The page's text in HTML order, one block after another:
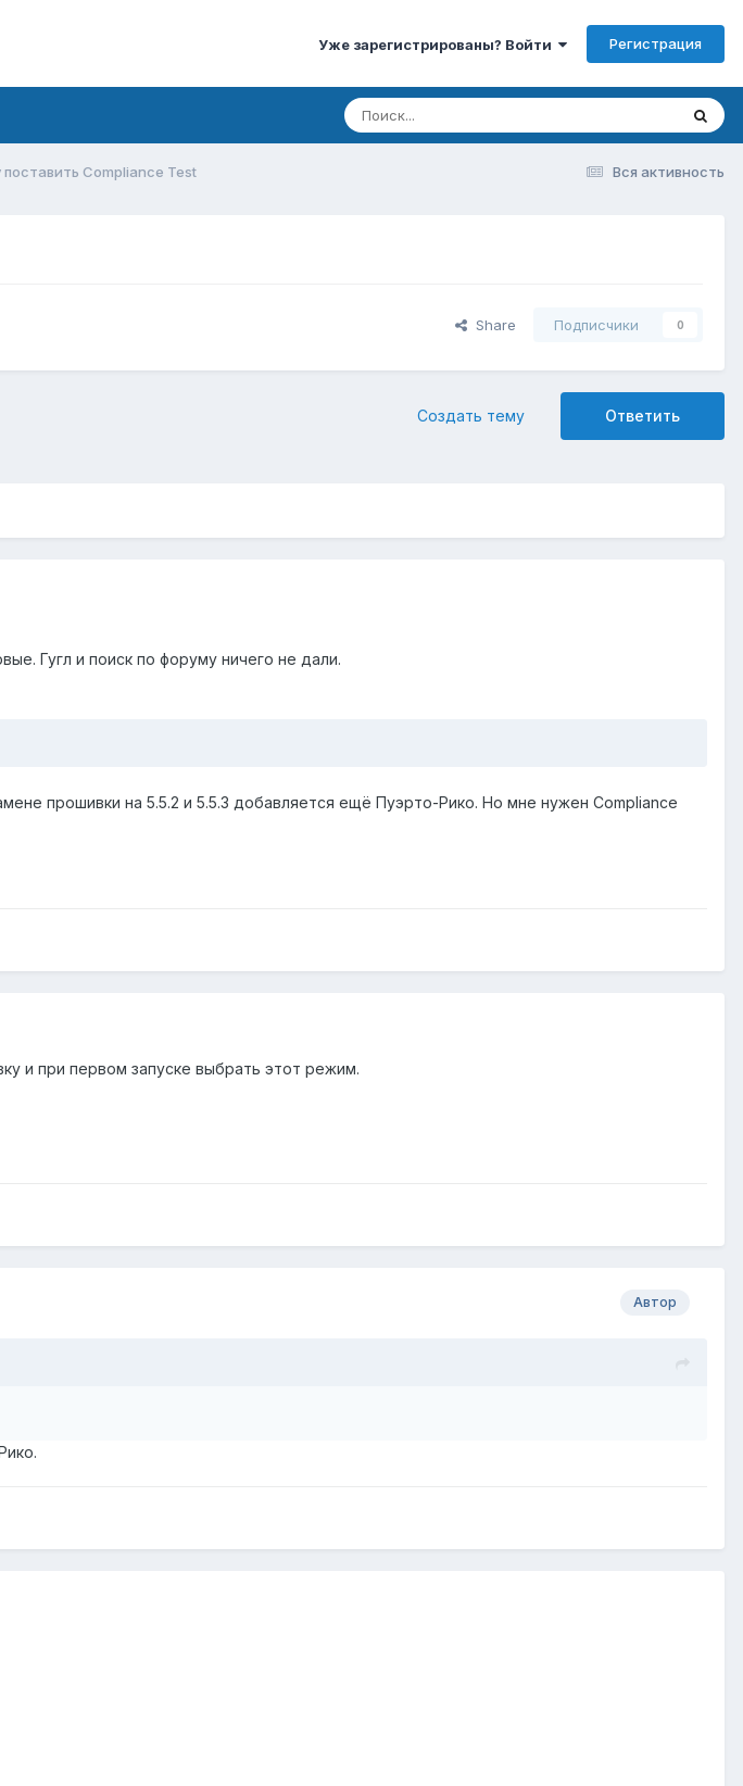
Уже зарегистрированы? Войти Регистрация
Вся активность
поставить Compliance Test
Share Подписчики 0
Ответить
Создать тему
Гугл и поиск по форуму ничего не дали.
прошивки на 5.5.2 и 5.5.3 добавляется ещё Пуэрто-Рико. Но мне нужен Compliance
и при первом запуске выбрать этот режим.
Автор